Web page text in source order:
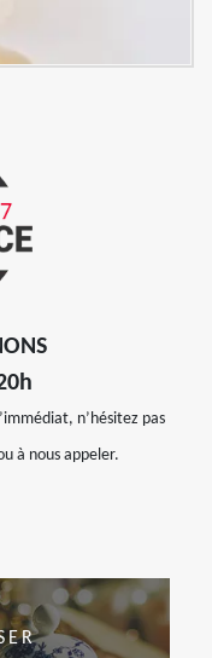
n’hésitez pas
à nous appeler.